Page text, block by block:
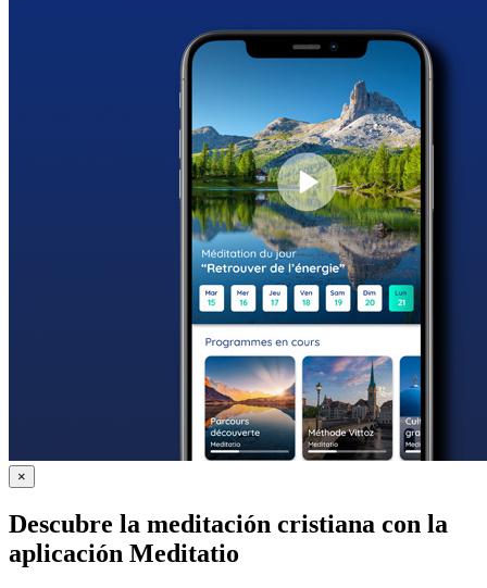
×
Descubre la meditación cristiana con la
aplicación Meditatio